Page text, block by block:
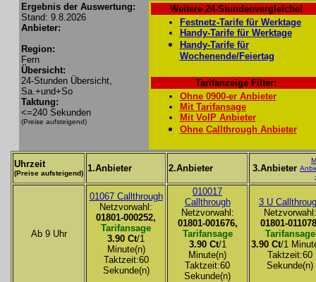
Ergebnis der Auswertung:
Stand: 9.8.2026
Anbieter:
Region:
Fern
Übersicht:
24-Stunden Übersicht,
Sa.+und+So
Taktung:
<=240 Sekunden
(Preise aufsteigend)
Weitere 24-Stundenvergleiche!
Festnetz-Tarife für Werktage
Handy-Tarife für Werktage
Handy-Tarife für
Wochenende/Feiertag
Tarifanzeige Filter:
Ohne 0900-er Anbieter
Mit Tarifansage
Mit VoIP Anbieter
Ohne Callthrough Anbieter
Uhrzeit
(Preise aufsteigend) 1.Anbieter 2.Anbieter 3.Anbieter
Ab 9 Uhr
01067 Callthrough
Netzvorwahl:
01801-000252,
Tarifansage
3.90 Ct/1
Minute(n)
Taktzeit:60
Sekunde(n)
010017
Callthrough
Netzvorwahl:
01801-001676,
Tarifansage
3.90 Ct/1
Minute(n)
Taktzeit:60
Sekunde(n)
3 U
Netzvorwahl:
01801-
Tarifansage
3.90 Ct/1
Taktzeit:60
Sekunde(n)